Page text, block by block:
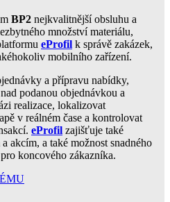
BP2 nejkvalitnější obsluhu a
množství materiálu,
eProfil k správě zakázek,
mobilního zařízení.
a přípravu nabídky,
podanou objednávkou a
realizace, lokalizovat
v reálném čase a kontrolovat
eProfil zajišťuje také
akcím, a také možnost snadného
koncového zákazníka.